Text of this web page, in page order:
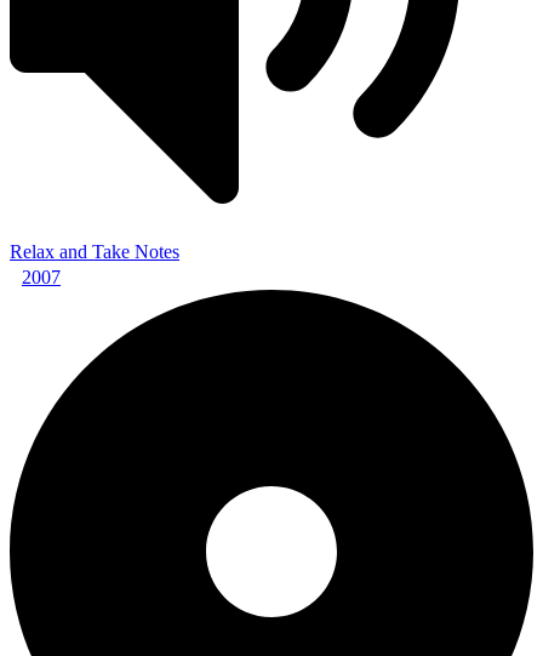
Relax and Take Notes
2007